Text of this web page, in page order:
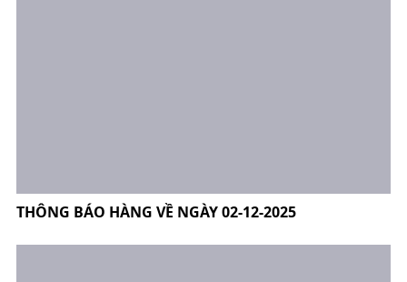
THÔNG BÁO HÀNG VỀ NGÀY 02-12-2025